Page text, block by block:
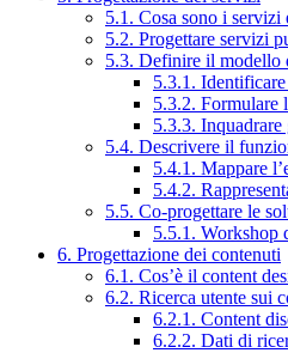
5.1. Cosa sono i servizi
5.2. Progettare servizi
5.3. Definire il modello
5.3.1.
5.3.2. Formulare
5.3.3.
5.4. Descrivere il
5.4.1. Mappare
5.4.2.
5.5. Co-progettare le
5.5.1. Workshop
6. Progettazione dei contenuti
6.1. Cos’è il content
6.2. Ricerca utente sui
6.2.1. Content
6.2.2. Dati di